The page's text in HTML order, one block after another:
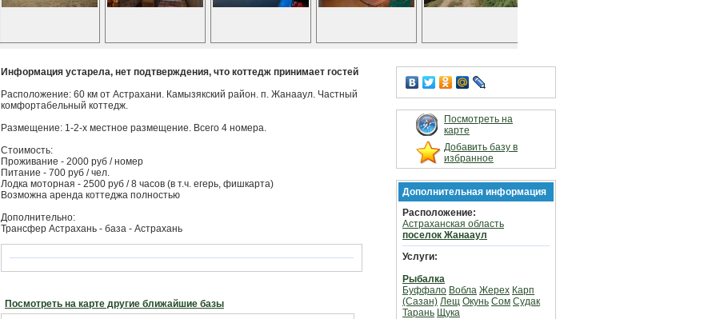
Информация устарела, нет подтверждения, что коттедж принимает гостей
Расположение: 60 км от Астрахани. Камызякский район. п. Жанааул. Частный
комфортабельный коттедж.
Размещение: 1-2-х местное размещение. Всего 4 номера.
Стоимость:
Проживание - 2000 руб / номер
Питание - 700 руб / чел.
Лодка моторная - 2500 руб / 8 часов (в т.ч. егерь, фишкарта)
Возможна аренда коттеджа полностью
Дополнительно:
Трансфер Астрахань - база - Астрахань
Посмотреть на карте другие ближайшие базы
Посмотреть на
карте
Добавить базу в
избранное
Дополнительная информация
Расположение:
Астраханская область
поселок Жанааул
Услуги:
Рыбалка
Буффало Вобла Жерех Карп
(Сазан) Лещ Окунь Сом Судак
Тарань Щука